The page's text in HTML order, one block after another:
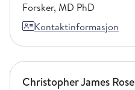
Forsker, MD PhD
Kontaktinformasjon
Christopher James Rose
Christopher James Rose